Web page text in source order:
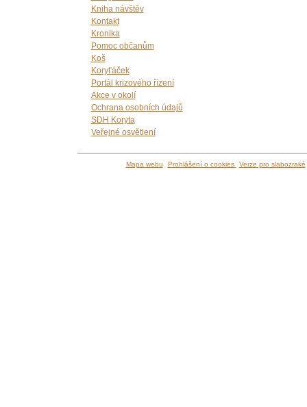
Kniha návštěv
Kontakt
Kronika
Pomoc občanům
Koš
Koryťáček
Portál krizového řízení
Akce v okolí
Ochrana osobních údajů
SDH Koryta
Veřejné osvětlení
Mapa webu Prohlášení o cookies Verze pro slabozraké